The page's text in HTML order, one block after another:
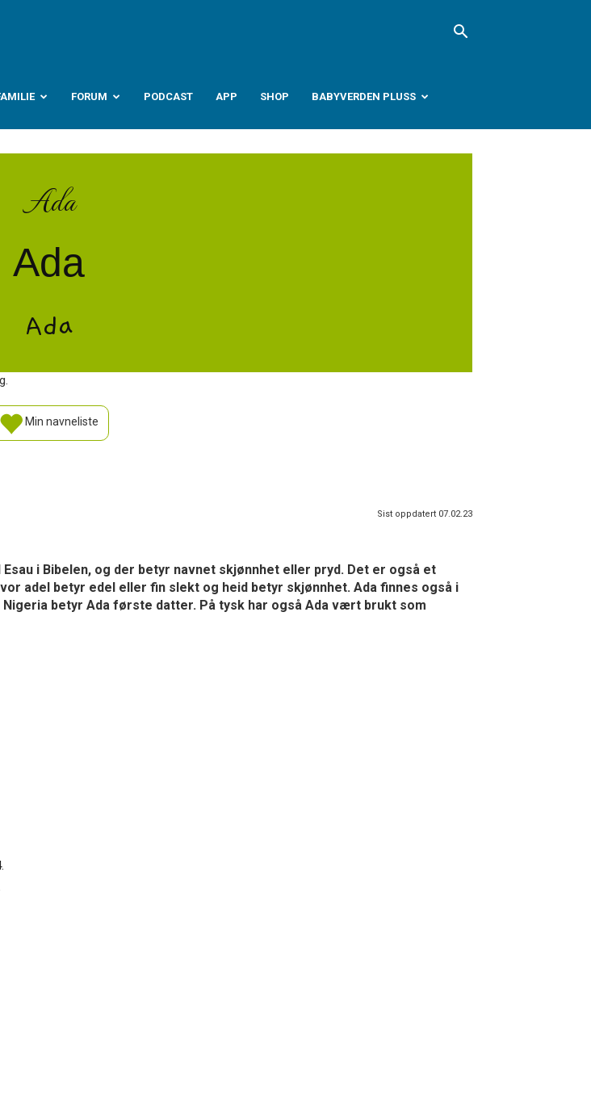
FORUM PODCAST APP SHOP BABYVERDEN PLUSS
Ada
Ada
Ada
Min navneliste
Sist oppdatert 07.02.23
i Bibelen, og der betyr navnet skjønnhet eller pryd. Det er også et
adel betyr edel eller fin slekt og heid betyr skjønnhet. Ada finnes også i
betyr Ada første datter. På tysk har også Ada vært brukt som